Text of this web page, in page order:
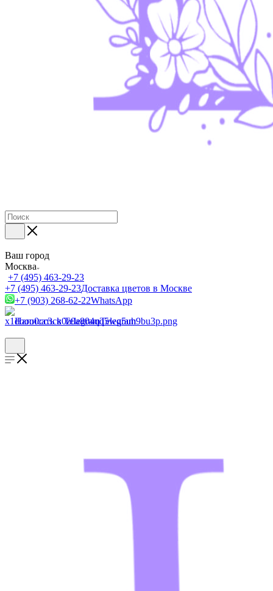
Ваш город
Москва
+7 (495) 463-29-23
+7 (495) 463-29-23Доставка цветов в Москве
+7 (903) 268-62-22WhatsApp
Написать в TelegramTelegram